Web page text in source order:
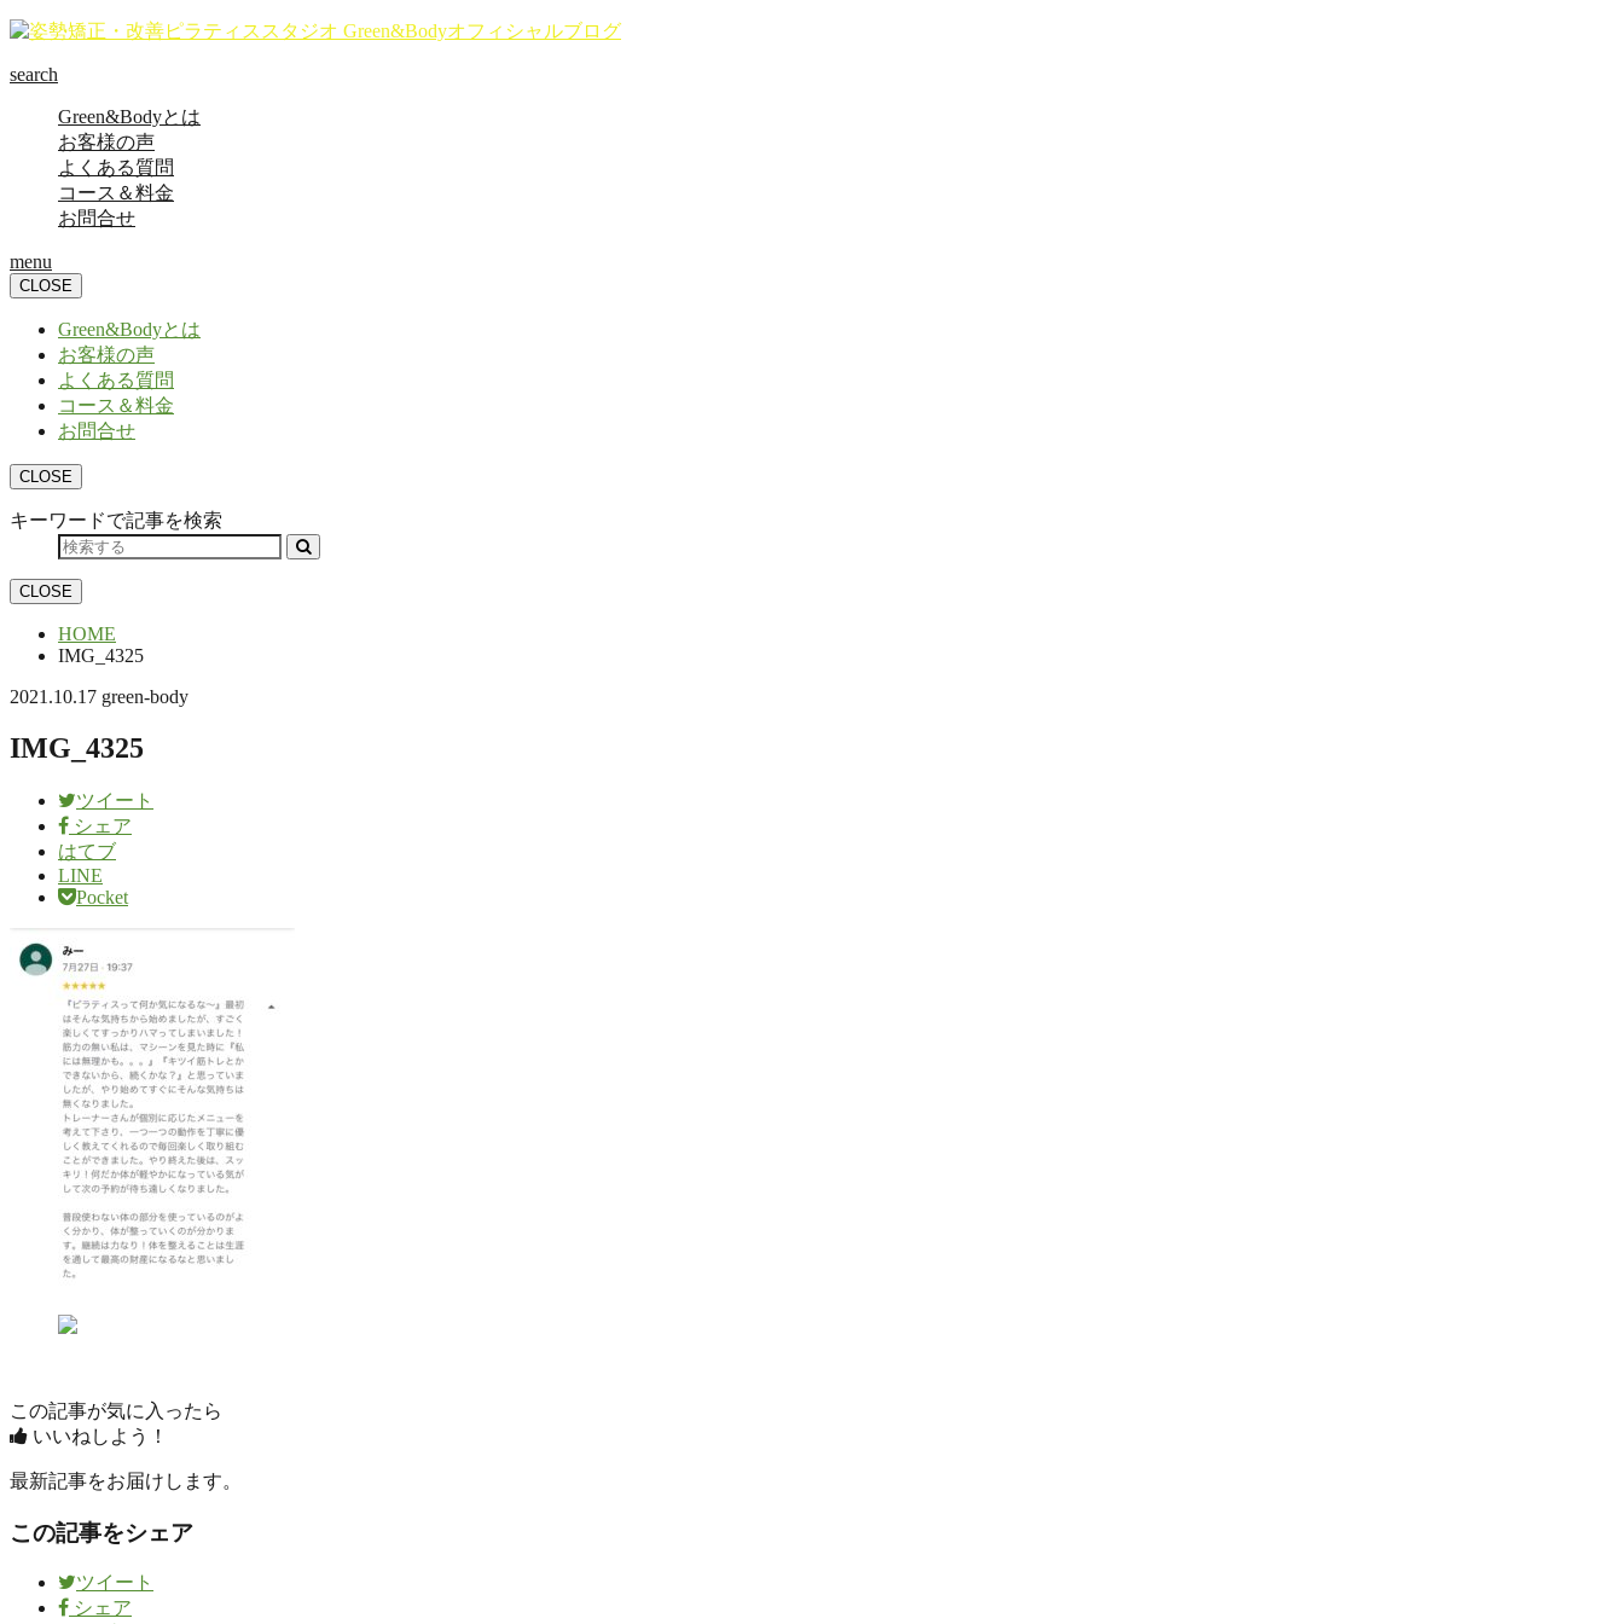
search
Green&Bodyとは
お客様の声
よくある質問
コース＆料金
お問合せ
menu
CLOSE
Green&Bodyとは
お客様の声
よくある質問
コース＆料金
お問合せ
CLOSE
キーワードで記事を検索
CLOSE
HOME
IMG_4325
2021.10.17 green-body
IMG_4325
ツイート
シェア
はてブ
LINE
Pocket
この記事が気に入ったら
いいねしよう！
最新記事をお届けします。
この記事をシェア
ツイート
シェア